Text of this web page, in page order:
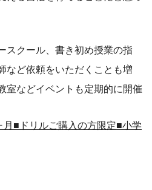
スクール、書き初め授業の指
など依頼をいただくことも増
室などイベントも定期的に開催
■ドリルご購入の方限定■小学